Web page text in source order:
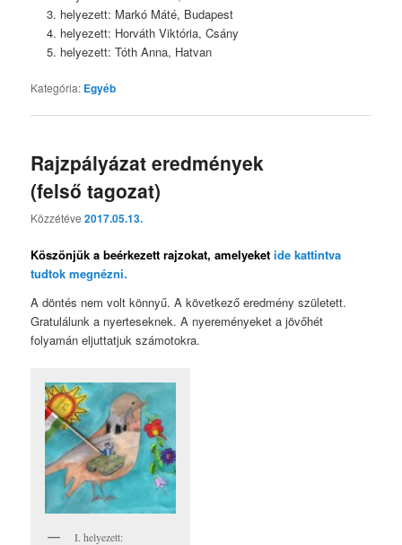
helyezett: Markó Máté, Budapest
helyezett: Horváth Viktória, Csány
helyezett: Tóth Anna, Hatvan
Kategória: Egyéb
Rajzpályázat eredmények
(felső tagozat)
Közzétéve2017.05.13.
Köszönjük a beérkezett rajzokat, amelyeketide kattintva
tudtok megnézni.
A döntés nem volt könnyű. A következő eredmény született.
Gratulálunk a nyerteseknek. A nyereményeket a jövőhét
folyamán eljuttatjuk számotokra.
I. helyezett: